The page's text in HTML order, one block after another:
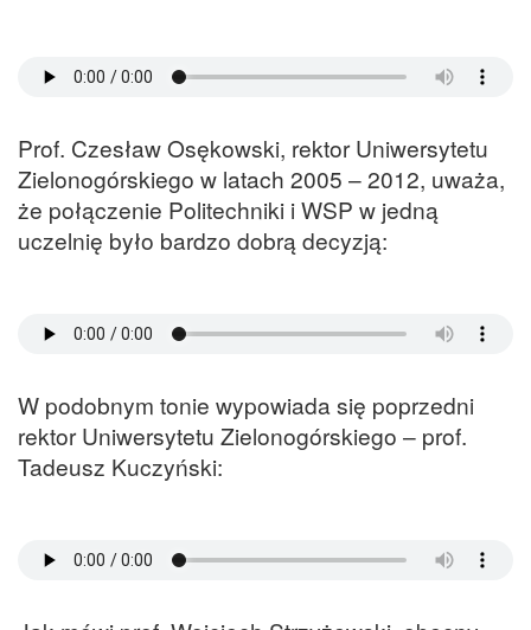
Prof. Czesław Osękowski, rektor Uniwersytetu
Zielonogórskiego w latach 2005 – 2012, uważa,
że połączenie Politechniki i WSP w jedną
uczelnię było bardzo dobrą decyzją:
W podobnym tonie wypowiada się poprzedni
rektor Uniwersytetu Zielonogórskiego – prof.
Tadeusz Kuczyński: